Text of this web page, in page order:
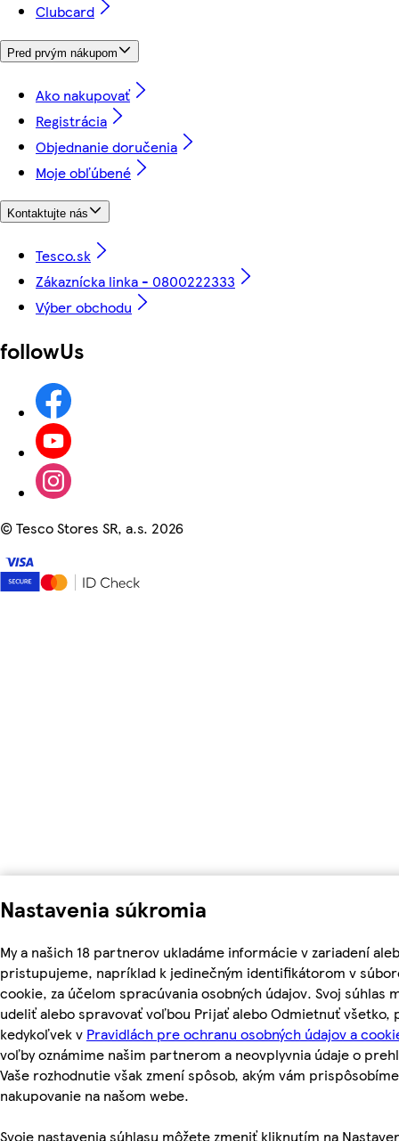
Nastavenia súkromia
My a našich 18 partnerov ukladáme informácie v zariadení
pristupujeme, napríklad k jedinečným identifikátorom v
cookie, za účelom spracúvania osobných údajov. Svoj súhlas
udeliť alebo spravovať voľbou Prijať alebo Odmietnuť všetko,
kedykoľvek v Pravidlách pre ochranu osobných údajov a
voľby oznámime našim partnerom a neovplyvnia údaje o
Vaše rozhodnutie však zmení spôsob, akým vám prispôsobíme
nakupovanie na našom webe.
Svoje nastavenia súhlasu môžete zmeniť kliknutím na
Clubcard
Pred prvým nákupom
Ako nakupovať
Registrácia
Objednanie doručenia
Moje obľúbené
Kontaktujte nás
Tesco.sk
Zákaznícka linka - 0800222333
Výber obchodu
followUs
©Tesco Stores SR, a.s. 2026